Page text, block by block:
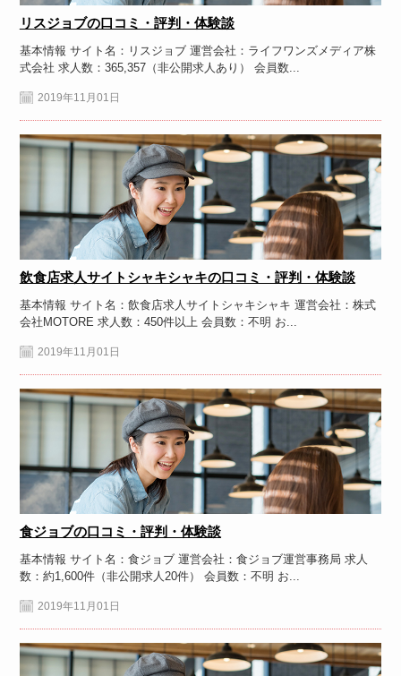
リスジョブの口コミ・評判・体験談
基本情報 サイト名：リスジョブ 運営会社：ライフワンズメディア株
式会社 求人数：365,357（非公開求人あり） 会員数...
2019年11月01日
飲食店求人サイトシャキシャキの口コミ・評判・体験談
基本情報 サイト名：飲食店求人サイトシャキシャキ 運営会社：株式
会社MOTORE 求人数：450件以上 会員数：不明 お...
2019年11月01日
食ジョブの口コミ・評判・体験談
基本情報 サイト名：食ジョブ 運営会社：食ジョブ運営事務局 求人
数：約1,600件（非公開求人20件） 会員数：不明 お...
2019年11月01日